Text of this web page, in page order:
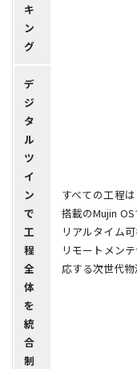
キ
ン
グ
デ
ジ
タ
ル
ツ
イ
ン
で
工
程
全
体
を
統
合
制
すべての工程
搭載のMujin
リアルタイム
リモートメン
応する次世代物